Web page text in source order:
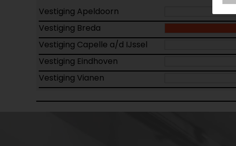
Vestiging Apeldoorn
Vestiging Breda
Vestiging Capelle a/d IJssel
Vestiging Eindhoven
Vestiging Vianen